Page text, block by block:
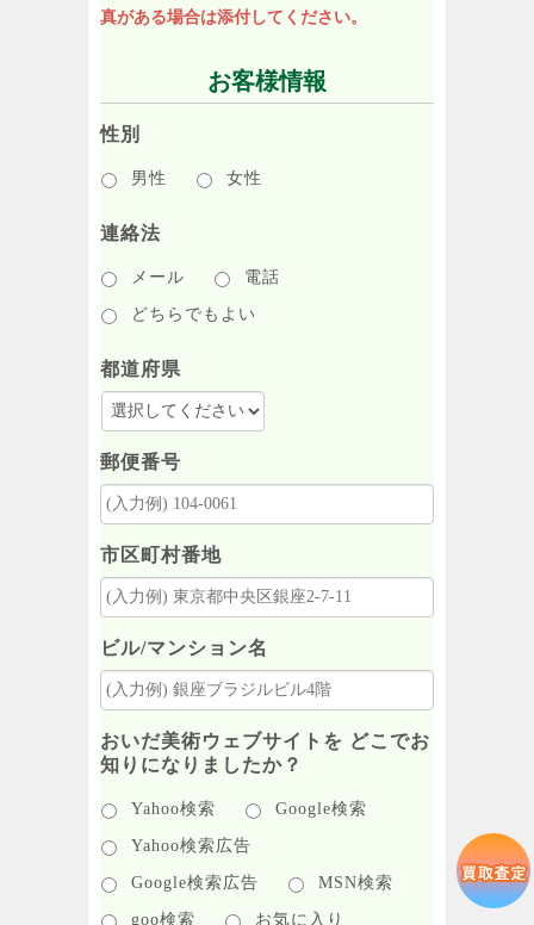
真がある場合は添付してください。
お客様情報
性別
男性 女性
連絡法
メール 電話
どちらでもよい
都道府県
郵便番号
市区町村番地
ビル/マンション名
おいだ美術ウェブサイトを どこでお
知りになりましたか？
Yahoo検索 Google検索
Yahoo検索広告
Google検索広告 MSN検索
goo検索 お気に入り